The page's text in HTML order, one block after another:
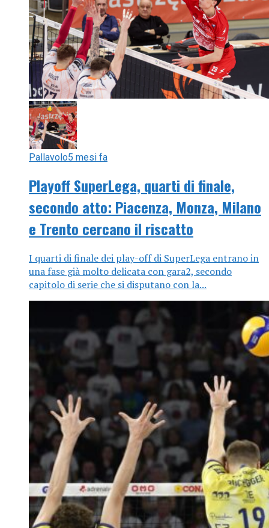
Pallavolo5 mesi fa
Playoff SuperLega, quarti di finale,
secondo atto: Piacenza, Monza, Milano
e Trento cercano il riscatto
I quarti di finale dei play-off di SuperLega entrano in
una fase già molto delicata con gara2, secondo
capitolo di serie che si disputano con la...